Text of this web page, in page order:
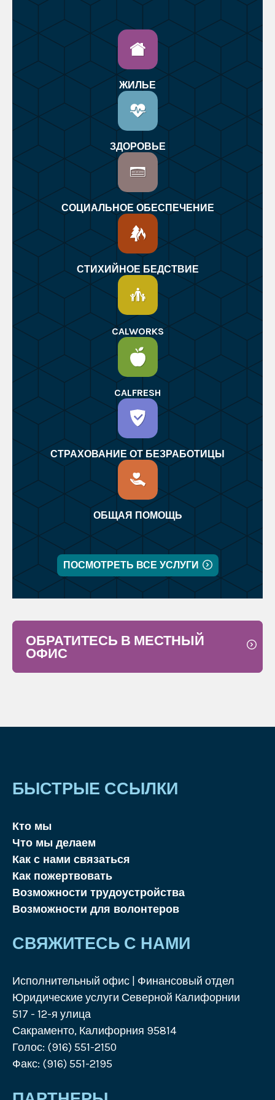
ЖИЛЬЕ
ЗДОРОВЬЕ
СОЦИАЛЬНОЕ ОБЕСПЕЧЕНИЕ
СТИХИЙНОЕ БЕДСТВИЕ
CALWORKS
CALFRESH
СТРАХОВАНИЕ ОТ БЕЗРАБОТИЦЫ
ОБЩАЯ ПОМОЩЬ
ПОСМОТРЕТЬ ВСЕ УСЛУГИ
ОБРАТИТЕСЬ В МЕСТНЫЙ
ОФИС
БЫСТРЫЕ ССЫЛКИ
Кто мы
Что мы делаем
Как с нами связаться
Как пожертвовать
Возможности трудоустройства
Возможности для волонтеров
СВЯЖИТЕСЬ С НАМИ
Исполнительный офис | Финансовый отдел
Юридические услуги Северной Калифорнии
517 - 12-я улица
Сакраменто, Калифорния 95814
Голос: (916) 551-2150
Факс: (916) 551-2195